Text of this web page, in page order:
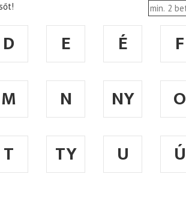
D E É F
M N NY O
T TY U Ú